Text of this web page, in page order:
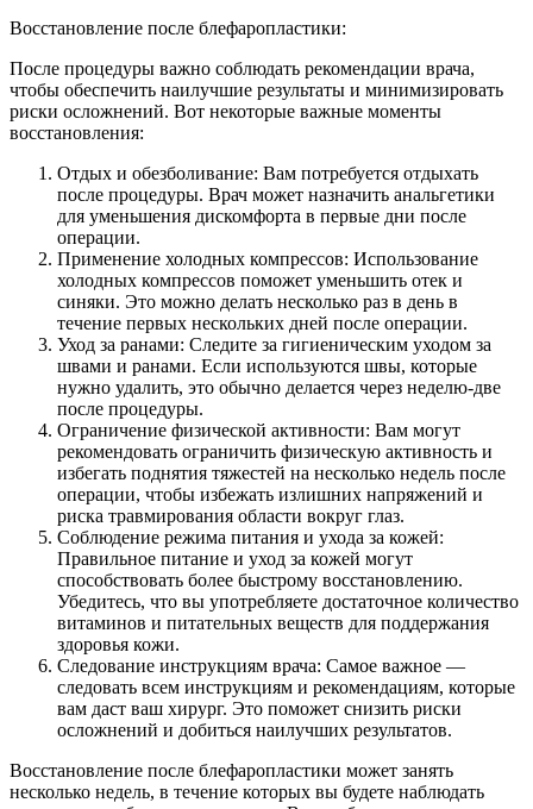
Восстановление после блефаропластики:
После процедуры важно соблюдать рекомендации врача,
чтобы обеспечить наилучшие результаты и минимизировать
риски осложнений. Вот некоторые важные моменты
восстановления:
Отдых и обезболивание: Вам потребуется отдыхать
после процедуры. Врач может назначить анальгетики
для уменьшения дискомфорта в первые дни после
операции.
Применение холодных компрессов: Использование
холодных компрессов поможет уменьшить отек и
синяки. Это можно делать несколько раз в день в
течение первых нескольких дней после операции.
Уход за ранами: Следите за гигиеническим уходом за
швами и ранами. Если используются швы, которые
нужно удалить, это обычно делается через неделю-две
после процедуры.
Ограничение физической активности: Вам могут
рекомендовать ограничить физическую активность и
избегать поднятия тяжестей на несколько недель после
операции, чтобы избежать излишних напряжений и
риска травмирования области вокруг глаз.
Соблюдение режима питания и ухода за кожей:
Правильное питание и уход за кожей могут
способствовать более быстрому восстановлению.
Убедитесь, что вы употребляете достаточное количество
витаминов и питательных веществ для поддержания
здоровья кожи.
Следование инструкциям врача: Самое важное —
следовать всем инструкциям и рекомендациям, которые
вам даст ваш хирург. Это поможет снизить риски
осложнений и добиться наилучших результатов.
Восстановление после блефаропластики может занять
несколько недель, в течение которых вы будете наблюдать